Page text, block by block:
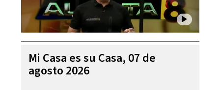
Mi Casa es su Casa, 07 de
agosto 2026